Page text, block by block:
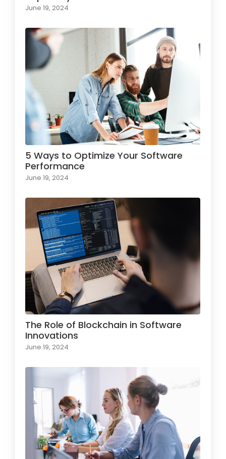
June 19, 2024
5 Ways to Optimize Your Software
Performance
June 19, 2024
The Role of Blockchain in Software
Innovations
June 19, 2024